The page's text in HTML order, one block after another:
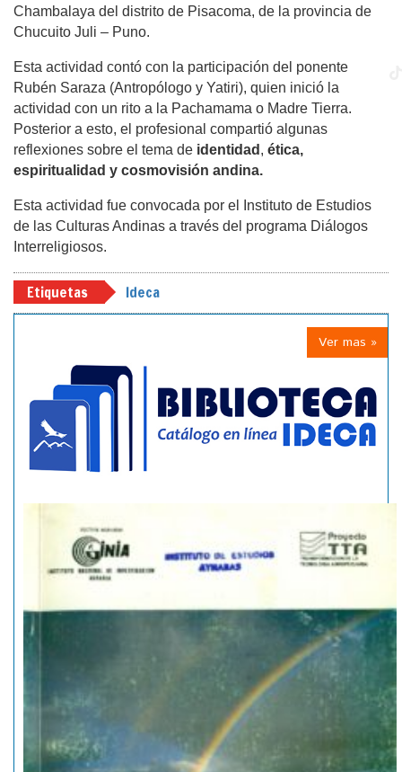
Chambalaya del distrito de Pisacoma, de la provincia de
Chucuito Juli – Puno.
Esta actividad contó con la participación del ponente
Rubén Saraza (Antropólogo y Yatiri), quien inició la
actividad con un rito a la Pachamama o Madre Tierra.
Posterior a esto, el profesional compartió algunas
reflexiones sobre el tema de identidad , ética,
espiritualidad y cosmovisión andina.
Esta actividad fue convocada por el Instituto de Estudios
de las Culturas Andinas a través del programa Diálogos
Interreligiosos.
Etiquetas Ideca
Ver mas »